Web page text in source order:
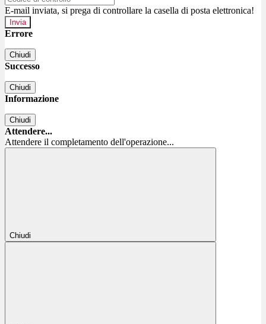
E-mail inviata, si prega di controllare la casella di posta elettronica!
Errore
Chiudi
Successo
Chiudi
Informazione
Chiudi
Attendere...
Attendere il completamento dell'operazione...
Chiudi